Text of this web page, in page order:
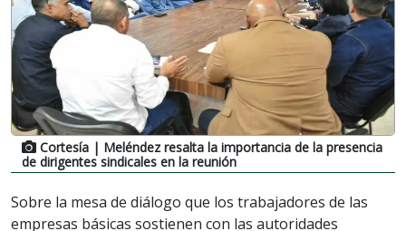
Cortesía | Meléndez resalta la importancia de la presencia
de dirigentes sindicales en la reunión
Sobre la mesa de diálogo que los trabajadores de las
empresas básicas sostienen con las autoridades